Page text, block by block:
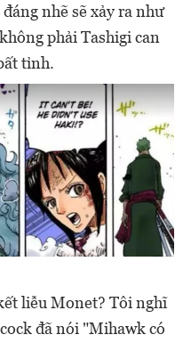
nhẽ sẽ xảy ra như
phải Tashigi can
tỉnh.
liễu Monet? Tôi nghĩ
đã nói "Mihawk có